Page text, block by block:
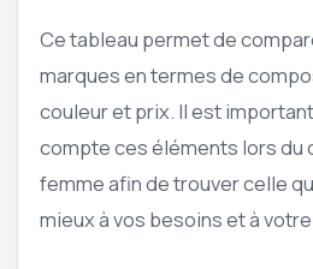
Ce tableau permet de
marques en termes de
couleur et prix. Il est
compte ces éléments lors du
femme afin de trouver celle
mieux à vos besoins et à